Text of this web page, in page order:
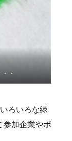
・
ろいろな緑
参加企業やボ